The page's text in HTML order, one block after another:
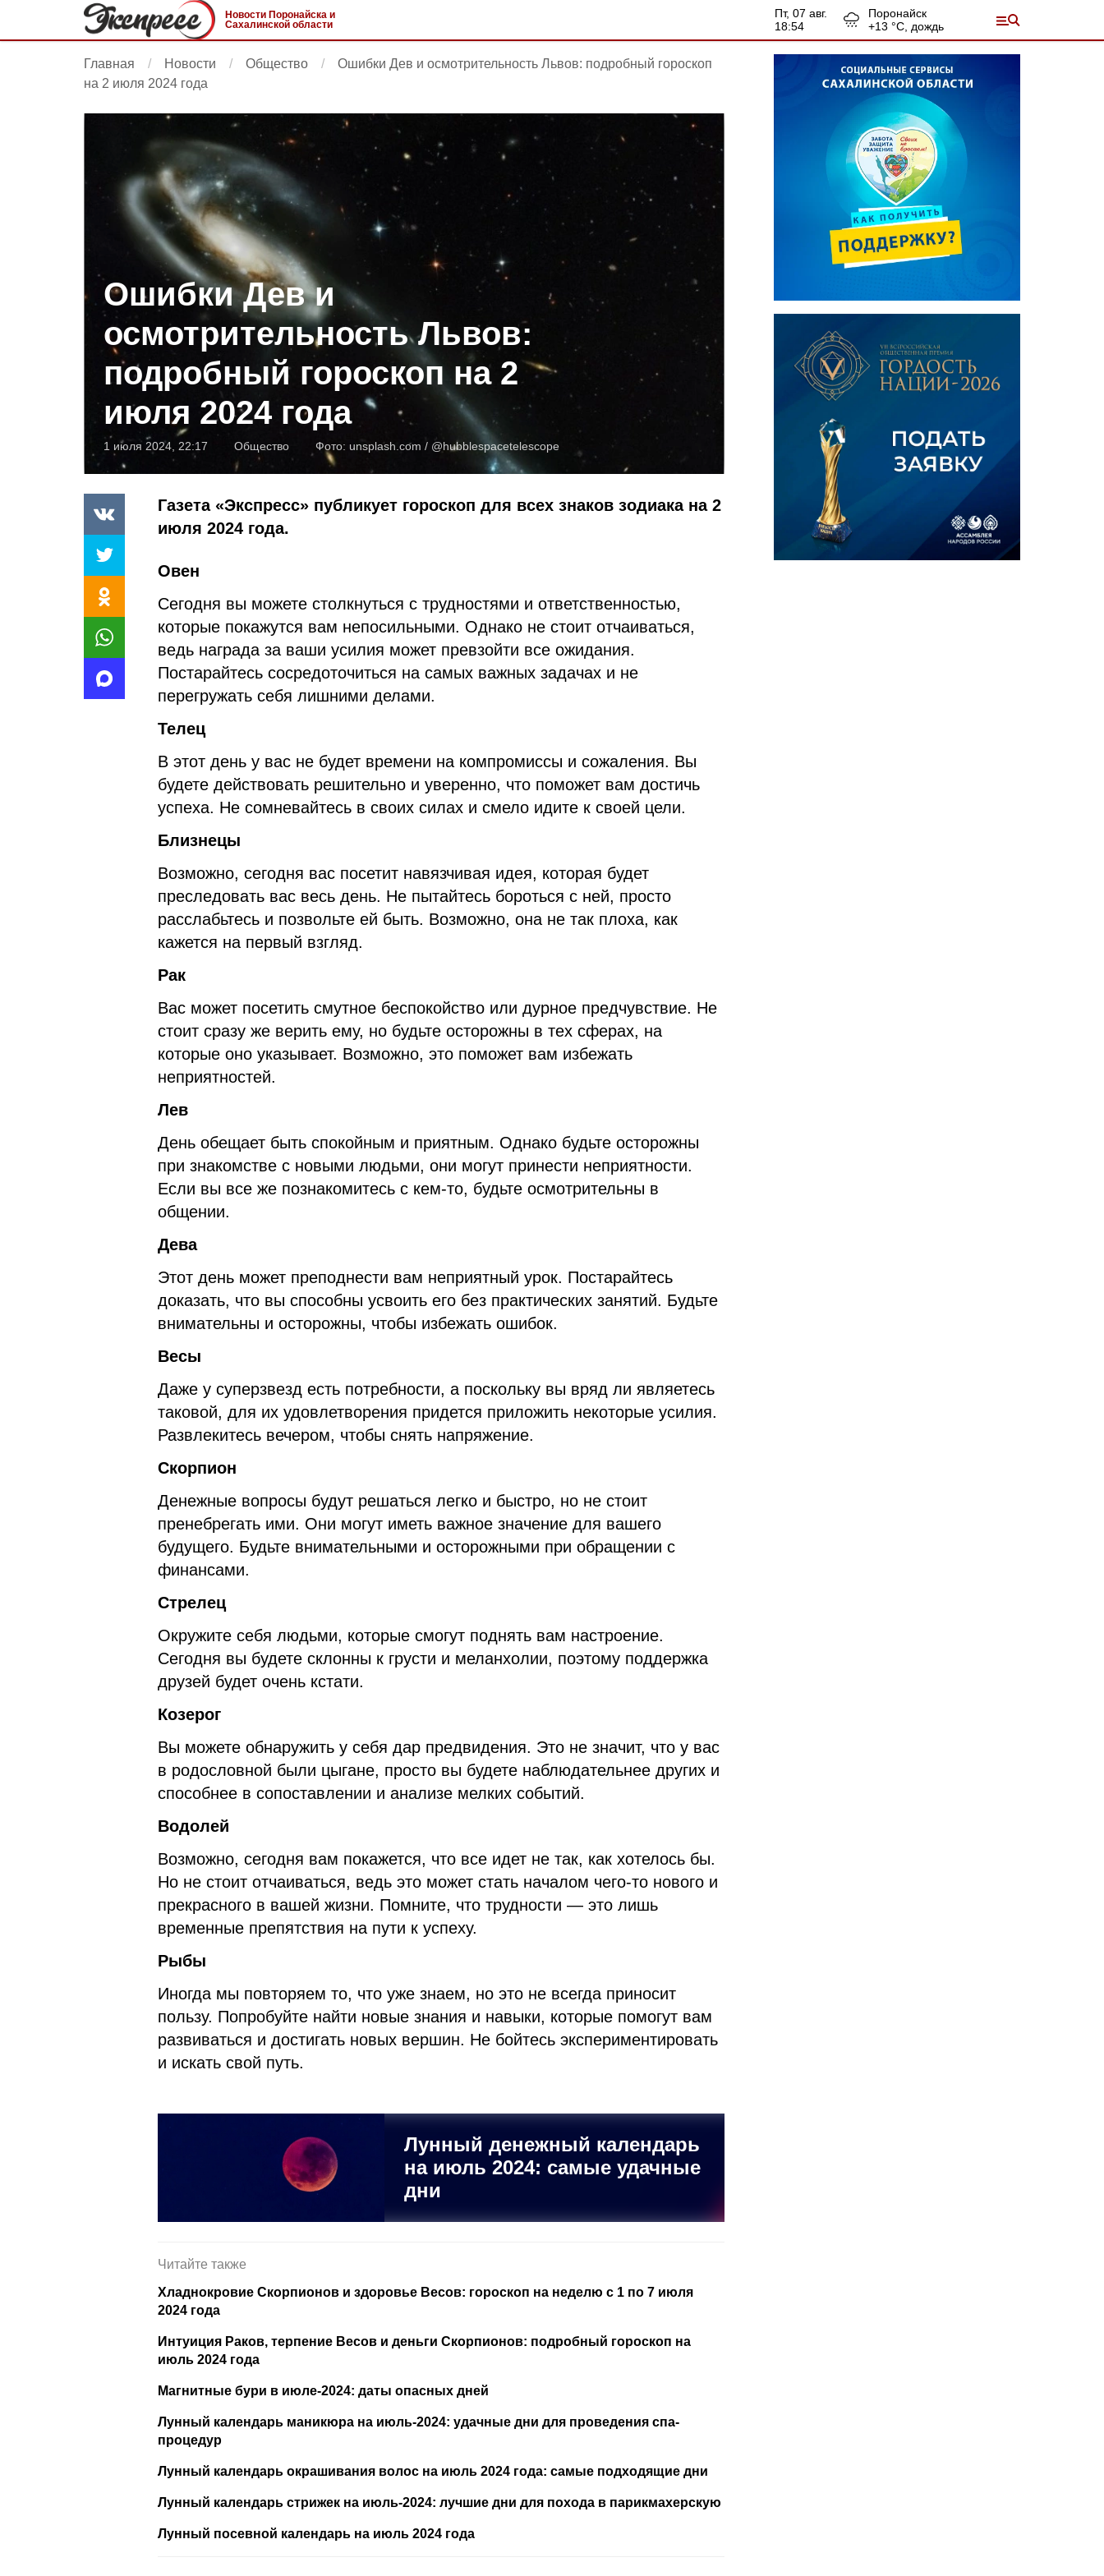
Новости Поронайска и
Сахалинской области
пт, 07 авг.
18:54
Поронайск
+13 °С, дождь
Главная Новости Общество
Ошибки Дев и осмотрительность Львов: подробный гороскоп
на 2 июля 2024 года
Ошибки Дев и
осмотрительность Львов:
подробный гороскоп на 2
июля 2024 года
1 июля 2024, 22:17 Общество Фото: unsplash.com / @hubblespacetelescope
Газета «Экспресс» публикует гороскоп для всех знаков зодиака на 2
июля 2024 года.
Овен
Сегодня вы можете столкнуться с трудностями и ответственностью,
которые покажутся вам непосильными. Однако не стоит отчаиваться,
ведь награда за ваши усилия может превзойти все ожидания.
Постарайтесь сосредоточиться на самых важных задачах и не
перегружать себя лишними делами.
Телец
В этот день у вас не будет времени на компромиссы и сожаления. Вы
будете действовать решительно и уверенно, что поможет вам достичь
успеха. Не сомневайтесь в своих силах и смело идите к своей цели.
Близнецы
Возможно, сегодня вас посетит навязчивая идея, которая будет
преследовать вас весь день. Не пытайтесь бороться с ней, просто
расслабьтесь и позвольте ей быть. Возможно, она не так плоха, как
кажется на первый взгляд.
Рак
Вас может посетить смутное беспокойство или дурное предчувствие. Не
стоит сразу же верить ему, но будьте осторожны в тех сферах, на
которые оно указывает. Возможно, это поможет вам избежать
неприятностей.
Лев
День обещает быть спокойным и приятным. Однако будьте осторожны
при знакомстве с новыми людьми, они могут принести неприятности.
Если вы все же познакомитесь с кем-то, будьте осмотрительны в
общении.
Дева
Этот день может преподнести вам неприятный урок. Постарайтесь
доказать, что вы способны усвоить его без практических занятий. Будьте
внимательны и осторожны, чтобы избежать ошибок.
Весы
Даже у суперзвезд есть потребности, а поскольку вы вряд ли являетесь
таковой, для их удовлетворения придется приложить некоторые усилия.
Развлекитесь вечером, чтобы снять напряжение.
Скорпион
Денежные вопросы будут решаться легко и быстро, но не стоит
пренебрегать ими. Они могут иметь важное значение для вашего
будущего. Будьте внимательными и осторожными при обращении с
финансами.
Стрелец
Окружите себя людьми, которые смогут поднять вам настроение.
Сегодня вы будете склонны к грусти и меланхолии, поэтому поддержка
друзей будет очень кстати.
Козерог
Вы можете обнаружить у себя дар предвидения. Это не значит, что у вас
в родословной были цыгане, просто вы будете наблюдательнее других и
способнее в сопоставлении и анализе мелких событий.
Водолей
Возможно, сегодня вам покажется, что все идет не так, как хотелось бы.
Но не стоит отчаиваться, ведь это может стать началом чего-то нового и
прекрасного в вашей жизни. Помните, что трудности — это лишь
временные препятствия на пути к успеху.
Рыбы
Иногда мы повторяем то, что уже знаем, но это не всегда приносит
пользу. Попробуйте найти новые знания и навыки, которые помогут вам
развиваться и достигать новых вершин. Не бойтесь экспериментировать
и искать свой путь.
Лунный денежный календарь
на июль 2024: самые удачные
дни
Читайте также
Хладнокровие Скорпионов и здоровье Весов: гороскоп на неделю с 1 по 7 июля
2024 года
Интуиция Раков, терпение Весов и деньги Скорпионов: подробный гороскоп на
июль 2024 года
Магнитные бури в июле-2024: даты опасных дней
Лунный календарь маникюра на июль-2024: удачные дни для проведения спа-
процедур
Лунный календарь окрашивания волос на июль 2024 года: самые подходящие дни
Лунный календарь стрижек на июль-2024: лучшие дни для похода в парикмахерскую
Лунный посевной календарь на июль 2024 года